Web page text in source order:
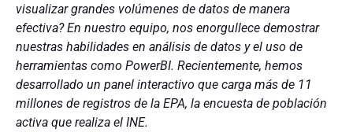
visualizar grandes volúmenes de datos de manera
efectiva? En nuestro equipo, nos enorgullece demostrar
nuestras habilidades en análisis de datos y el uso de
herramientas como PowerBI. Recientemente, hemos
desarrollado un panel interactivo que carga más de 11
millones de registros de la EPA, la encuesta de población
activa que realiza el INE.